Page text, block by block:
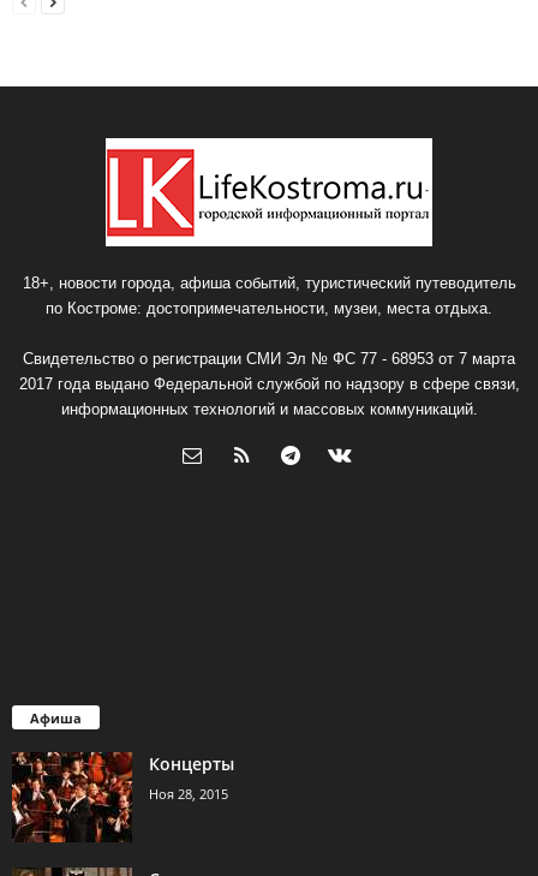
18+, новости города, афиша событий, туристический путеводитель
по Костроме: достопримечательности, музеи, места отдыха.
Свидетельство о регистрации СМИ Эл № ФС 77 - 68953 от 7 марта
2017 года выдано Федеральной службой по надзору в сфере связи,
информационных технологий и массовых коммуникаций.
Афиша
Концерты
Ноя 28, 2015